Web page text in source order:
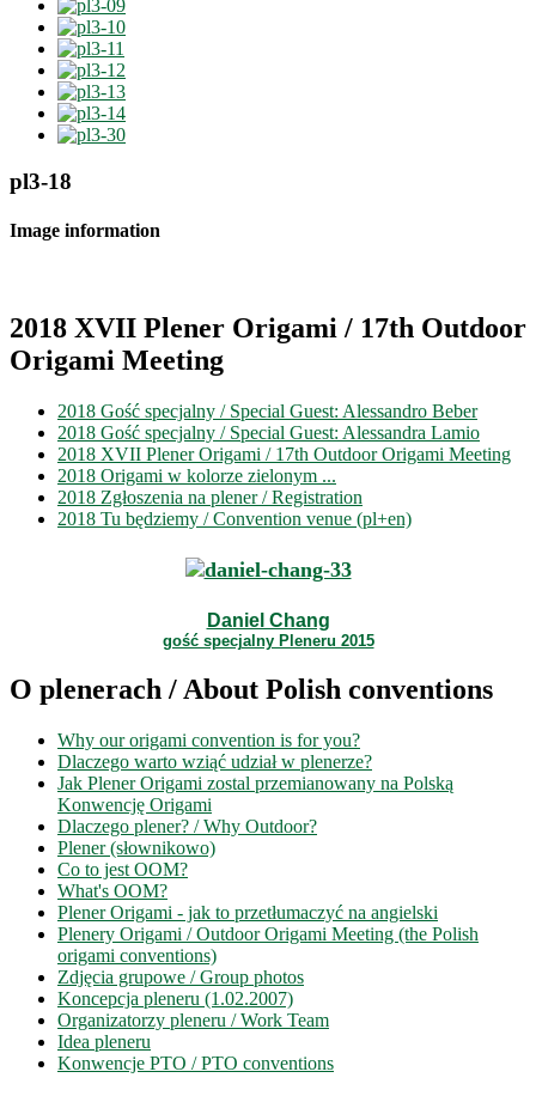
pl3-18
Image information
2018 XVII Plener Origami / 17th Outdoor
Origami Meeting
2018 Gość specjalny / Special Guest: Alessandro Beber
2018 Gość specjalny / Special Guest: Alessandra Lamio
2018 XVII Plener Origami / 17th Outdoor Origami Meeting
2018 Origami w kolorze zielonym ...
2018 Zgłoszenia na plener / Registration
2018 Tu będziemy / Convention venue (pl+en)
Daniel Chang
gość specjalny Pleneru 2015
O plenerach / About Polish conventions
Why our origami convention is for you?
Dlaczego warto wziąć udział w plenerze?
Jak Plener Origami zostal przemianowany na Polską
Konwencję Origami
Dlaczego plener? / Why Outdoor?
Plener (słownikowo)
Co to jest OOM?
What's OOM?
Plener Origami - jak to przetłumaczyć na angielski
Plenery Origami / Outdoor Origami Meeting (the Polish
origami conventions)
Zdjęcia grupowe / Group photos
Koncepcja pleneru (1.02.2007)
Organizatorzy pleneru / Work Team
Idea pleneru
Konwencje PTO / PTO conventions